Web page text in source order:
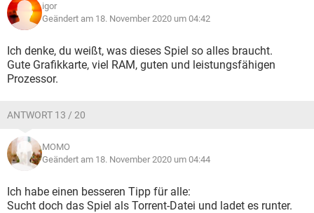
igor
Geändert am 18. November 2020 um 04:42
Ich denke, du weißt, was dieses Spiel so alles braucht.
Gute Grafikkarte, viel RAM, guten und leistungsfähigen
Prozessor.
ANTWORT 13 / 20
MOMO
Geändert am 18. November 2020 um 04:44
Ich habe einen besseren Tipp für alle:
Sucht doch das Spiel als Torrent-Datei und ladet es runter.